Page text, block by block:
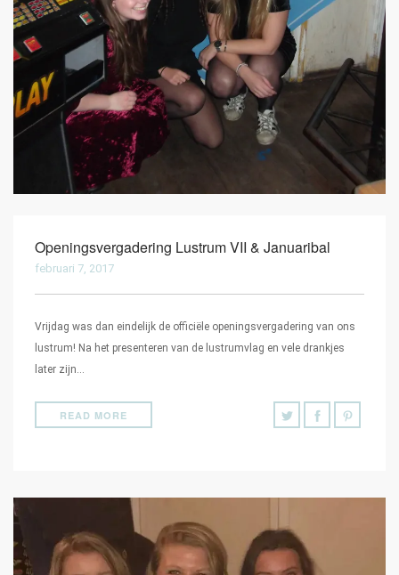
Openingsvergadering Lustrum VII & Januaribal
februari 7, 2017
Vrijdag was dan eindelijk de officiële openingsvergadering van ons
lustrum! Na het presenteren van de lustrumvlag en vele drankjes
later zijn…
READ MORE